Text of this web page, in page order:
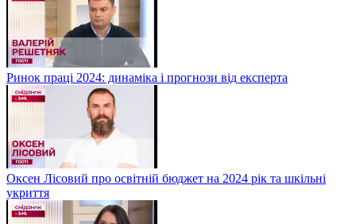
Ринок праці 2024: динаміка і прогнози від експерта
Оксен Лісовий про освітній бюджет на 2024 рік та шкільні
укриття